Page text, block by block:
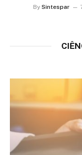
By Sintespar